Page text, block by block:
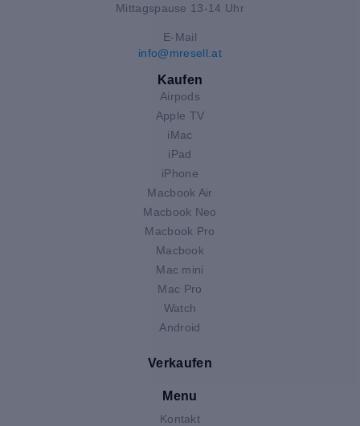
Mittagspause 13-14 Uhr
E-Mail
info@mresell.at
Kaufen
Airpods
Apple TV
iMac
iPad
iPhone
Macbook Air
Macbook Neo
Macbook Pro
Macbook
Mac mini
Mac Pro
Watch
Android
Verkaufen
Menu
Kontakt